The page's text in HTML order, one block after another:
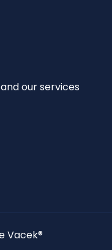
our services
Vacek®